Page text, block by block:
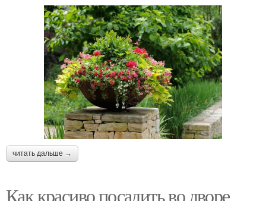
читать дальше →
Как красиво посадить во дворе